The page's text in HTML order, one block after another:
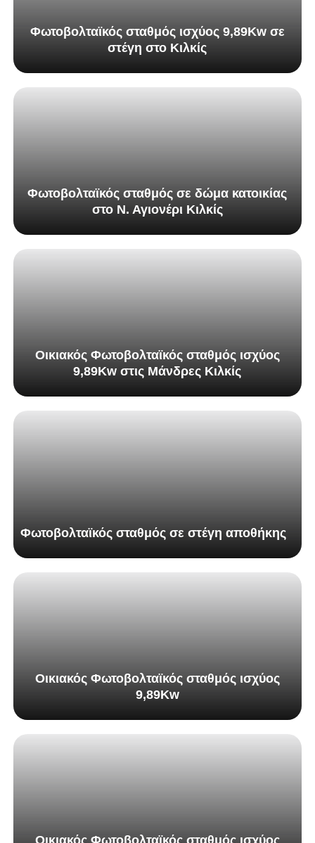
Φωτοβολταϊκός σταθμός ισχύος 9,89Kw σε
στέγη στο Κιλκίς
Φωτοβολταϊκός σταθμός σε δώμα κατοικίας
στο Ν. Αγιονέρι Κιλκίς
Οικιακός Φωτοβολταϊκός σταθμός ισχύος
9,89Kw στις Μάνδρες Κιλκίς
Φωτοβολταϊκός σταθμός σε στέγη αποθήκης
Οικιακός Φωτοβολταϊκός σταθμός ισχύος
9,89Kw